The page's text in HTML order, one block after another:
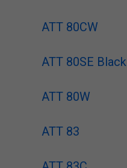
ATT 80CW
ATT 80SE Black
ATT 80W
ATT 83